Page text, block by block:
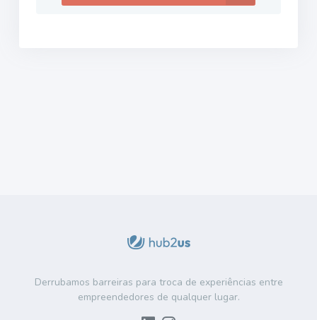
Derrubamos barreiras para troca de experiências entre
empreendedores de qualquer lugar.